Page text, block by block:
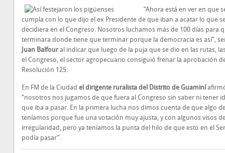
“Ahora está en ver en que
cumpla con lo que dijo el ex Presidente de que iban a acatar lo que
decidiera en el Congreso. Nosotros luchamos más de 100 días para
terminara donde tiene que terminar porque la democracia es así”,
Juan Balfoural indicar que luego de la puja que se dio en las rutas,
el Congreso, el sector agropecuario consiguió frenar la aprobación
Resolución 125.
En FM de la Ciudad el dirigente ruralista del Distrito de Guaminí
“nosotros nos jugamos de que fuera al Congreso sin saber ni tener
que iba a pasar. En la primera lucha nos dimos cuenta de que algo
teníamos porque fue una votación muy ajusta, y con algunos visos
irregularidad, pero ya teníamos la punta del hilo de que esto en el
podía pasar”.